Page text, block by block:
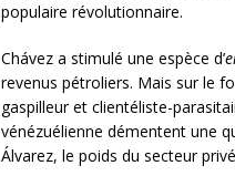
populaire révolutionnaire.
Chávez a stimulé une espèce d’
revenus pétroliers. Mais sur le
gaspilleur et clientéliste-
vénézuélienne démentent une
Álvarez, le poids du secteur